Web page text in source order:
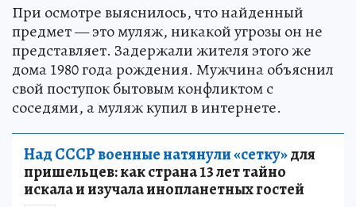
При осмотре выяснилось, что найденный
предмет — это муляж, никакой угрозы он не
представляет. Задержали жителя этого же
дома 1980 года рождения. Мужчина объяснил
свой поступок бытовым конфликтом с
соседями, а муляж купил в интернете.
Над СССР военные натянули «сетку»для
пришельцев: как страна 13 лет тайно
искала и изучала инопланетных гостей